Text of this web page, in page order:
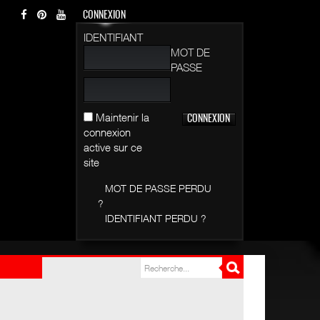
CONNEXION
IDENTIFIANT
MOT DE
PASSE
Maintenir la
connexion
active sur ce
site
MOT DE PASSE PERDU
?
IDENTIFIANT PERDU ?